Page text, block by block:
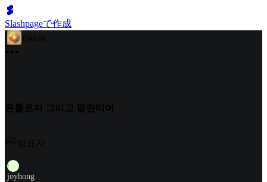
Slashpageで作成
zigzag
온톨로지 그리고 팔란티어
발표자
J
joyhong